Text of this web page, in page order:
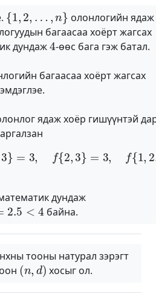
{1
олонлогийн ядаж
багаасаа хоёрт жагсах
дундаж
4
-өөc бага гэж батал.
багаасаа хоёрт жагсах
ядаж хоёр гишүүнтэй
f{1 ,3 = {2,3 =3 ,f{ 1, }=2
дундаж
байна.
тооны натурал зэрэгт
(n,d)
хосыг ол.